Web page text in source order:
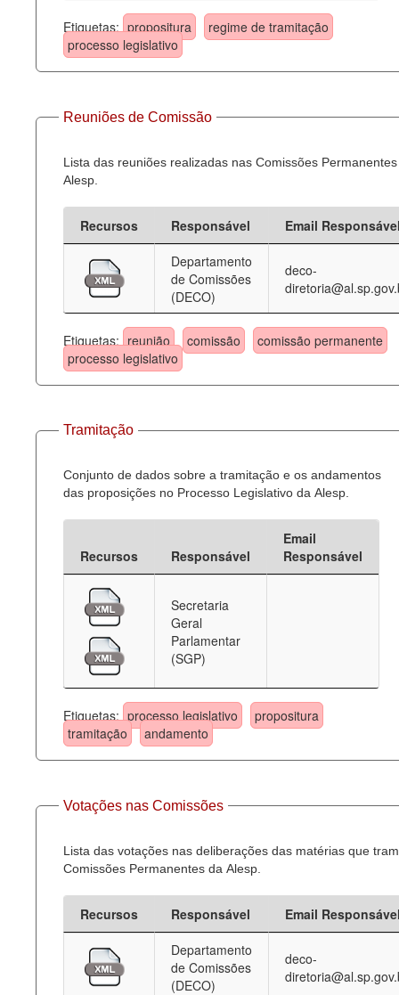
Etiquetas: propositura
regime de tramitação
processo legislativo
Reuniões de Comissão
Lista das reuniões realizadas nas Comissões
Alesp.
Recursos Responsável
Email
Departamento
de Comissões
(DECO)
deco-
Etiquetas: reunião comissão
comissão permanente
processo legislativo
Tramitação
Conjunto de dados sobre a tramitação e os andamentos
das proposições no Processo Legislativo da Alesp.
Recursos Responsável
Email
Responsável
Secretaria
Geral
Parlamentar
(SGP)
Etiquetas: processo legislativo
propositura
tramitação
andamento
Votações nas Comissões
Lista das votações nas deliberações das matérias que
Comissões Permanentes da Alesp.
Recursos Responsável
Email
Departamento
de Comissões
(DECO)
deco-